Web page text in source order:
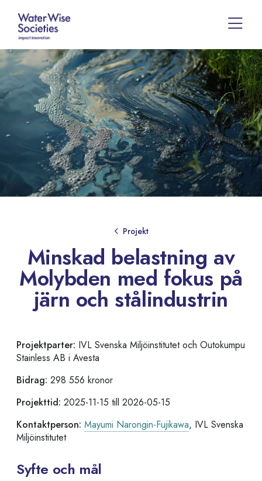
Projekt
Minskad belastning av
Molybden med fokus på
järn och stålindustrin
Projektparter: IVL Svenska Miljöinstitutet och Outokumpu
Stainless AB i Avesta
Bidrag: 298 556 kronor
Projekttid: 2025-11-15 till 2026-05-15
Kontaktperson: Mayumi Narongin-Fujikawa, IVL Svenska
Miljöinstitutet
Syfte och mål